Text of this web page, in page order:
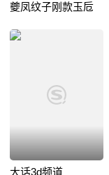
夔凤纹子刚款玉卮
大话3d频道